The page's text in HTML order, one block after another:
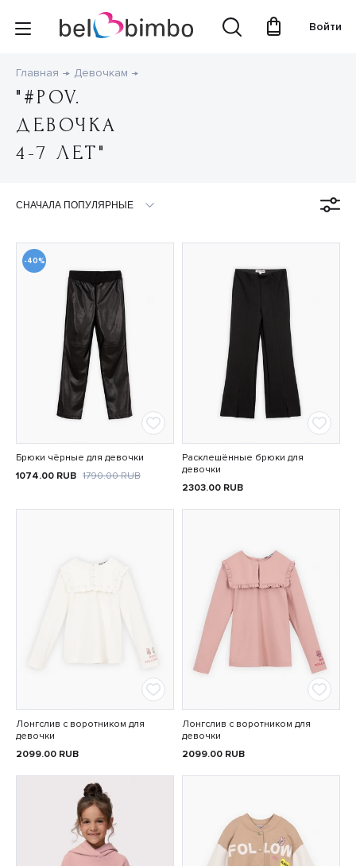
Войти
Главная Девочкам
"#POV.
ДЕВОЧКА
4-7 ЛЕТ"
-40%
Брюки чёрные для девочки
1074.00 RUB 1790.00RUB
Расклешённые брюки для
девочки
2303.00 RUB
Лонгслив с воротником для
девочки
2099.00 RUB
Лонгслив с воротником для
девочки
2099.00 RUB